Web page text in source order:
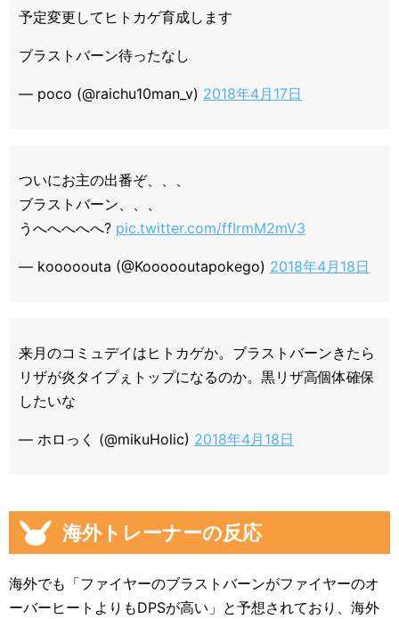
予定変更してヒトカゲ育成します
ブラストバーン待ったなし
— poco (@raichu10man_v) 2018年4月17日
ついにお主の出番ぞ、、、
ブラストバーン、、、
うへへへへへ? pic.twitter.com/ffIrmM2mV3
— kooooouta (@Koooooutapokego) 2018年4月18日
来月のコミュデイはヒトカゲか。ブラストバーンきたら
リザが炎タイプぇトップになるのか。黒リザ高個体確保
したいな
— ホロっく (@mikuHolic) 2018年4月18日
海外トレーナーの反応
海外でも「ファイヤーのブラストバーンがファイヤーのオ
ーバーヒートよりもDPSが高い」と予想されており、海外